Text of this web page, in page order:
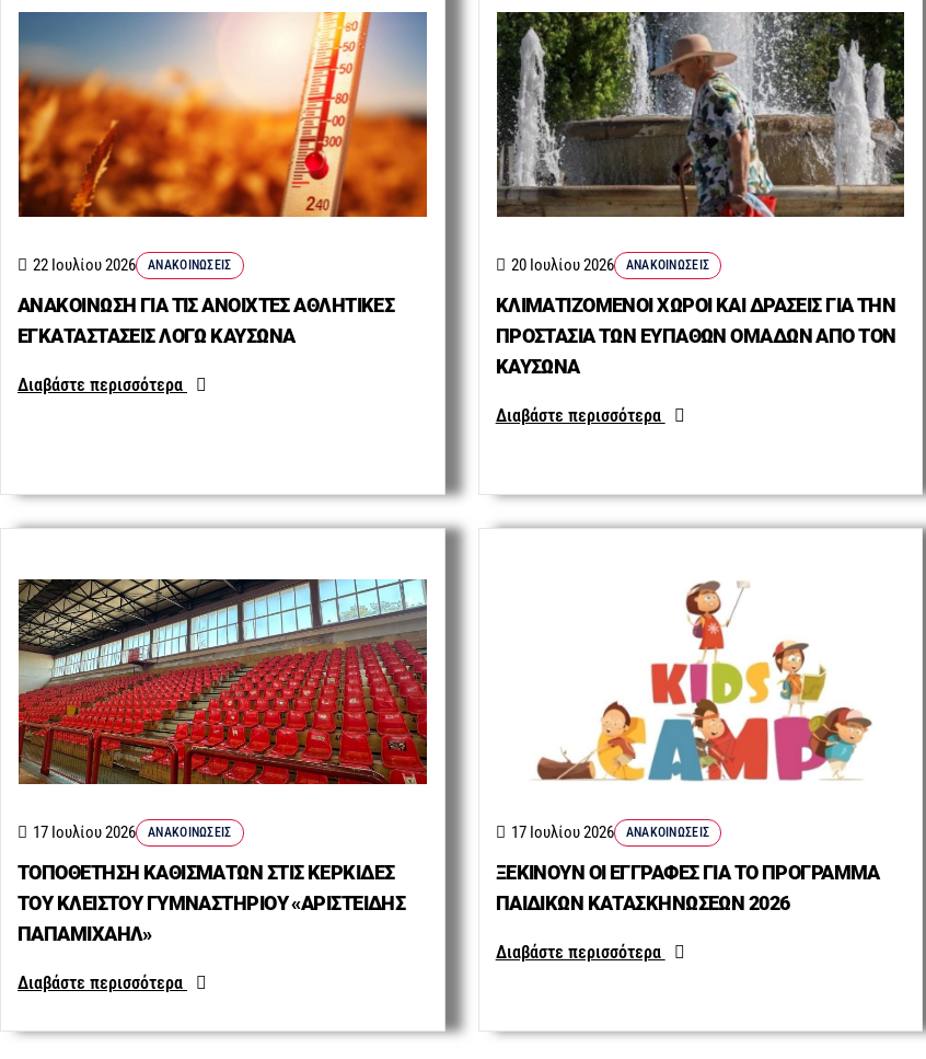
ΑΝΑΚΟΙΝΩΣΗ ΓΙΑ ΤΙΣ ΑΝΟΙΧΤΕΣ ΑΘΛΗΤΙΚΕΣ
ΕΓΚΑΤΑΣΤΑΣΕΙΣ ΛΟΓΩ ΚΑΥΣΩΝΑ
22 Ιουλίου 2026 ΑΝΑΚΟΙΝΏΣΕΙΣ
Διαβάστε περισσότερα
ΚΛΙΜΑΤΙΖΟΜΕΝΟΙ ΧΩΡΟΙ ΚΑΙ ΔΡΑΣΕΙΣ ΓΙΑ ΤΗΝ
ΠΡΟΣΤΑΣΙΑ ΤΩΝ ΕΥΠΑΘΩΝ ΟΜΑΔΩΝ ΑΠΟ ΤΟΝ
ΚΑΥΣΩΝΑ
20 Ιουλίου 2026 ΑΝΑΚΟΙΝΏΣΕΙΣ
Διαβάστε περισσότερα
ΤΟΠΟΘΕΤΗΣΗ ΚΑΘΙΣΜΑΤΩΝ ΣΤΙΣ ΚΕΡΚΙΔΕΣ
ΤΟΥ ΚΛΕΙΣΤΟΥ ΓΥΜΝΑΣΤΗΡΙΟΥ «ΑΡΙΣΤΕΙΔΗΣ
ΠΑΠΑΜΙΧΑΗΛ»
17 Ιουλίου 2026 ΑΝΑΚΟΙΝΏΣΕΙΣ
Διαβάστε περισσότερα
ΞΕΚΙΝΟΥΝ ΟΙ ΕΓΓΡΑΦΕΣ ΓΙΑ ΤΟ ΠΡΟΓΡΑΜΜΑ
ΠΑΙΔΙΚΩΝ ΚΑΤΑΣΚΗΝΩΣΕΩΝ 2026
17 Ιουλίου 2026 ΑΝΑΚΟΙΝΏΣΕΙΣ
Διαβάστε περισσότερα